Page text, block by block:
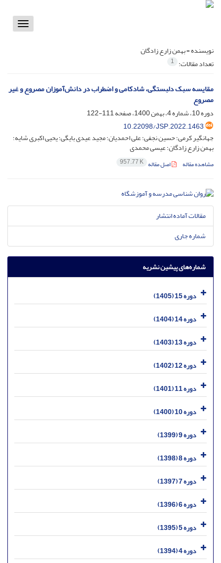
Toggle
نویسنده =بهمن زارع زادگان
تعداد مقالات: 1
مقایسه سبک دلبستگی، شادکامی و اضطراب در دانش‌آموزان مصروع و غیر
مصروع
دوره 10، شماره 4، بهمن 1400، صفحه
111-122
10.22098/JSP.2022.1463
جهانگیر کرمی؛ حسین نجفی؛ علی احمدیان؛ مجید عیدی بایگی؛ یحیی اکبری شایه؛
بهمن زارع زادگان؛ عیسی محمدی
مشاهده مقاله اصل مقاله 957.77 K
مقالات آماده انتشار
شماره جاری
شماره‌های پیشین نشریه
دوره 15 (1405)
دوره 14 (1404)
دوره 13 (1403)
دوره 12 (1402)
دوره 11 (1401)
دوره 10 (1400)
دوره 9 (1399)
دوره 8 (1398)
دوره 7 (1397)
دوره 6 (1396)
دوره 5 (1395)
دوره 4 (1394)